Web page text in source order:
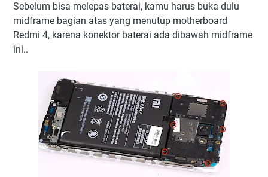
Sebelum bisa melepas baterai, kamu harus buka dulu
midframe bagian atas yang menutup motherboard
Redmi 4, karena konektor baterai ada dibawah midframe
ini..